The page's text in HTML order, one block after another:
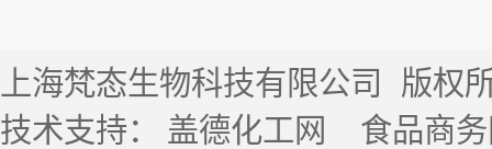
上海梵态生物科技有限公司
版权
技术支持： 盖德化工网 食品商